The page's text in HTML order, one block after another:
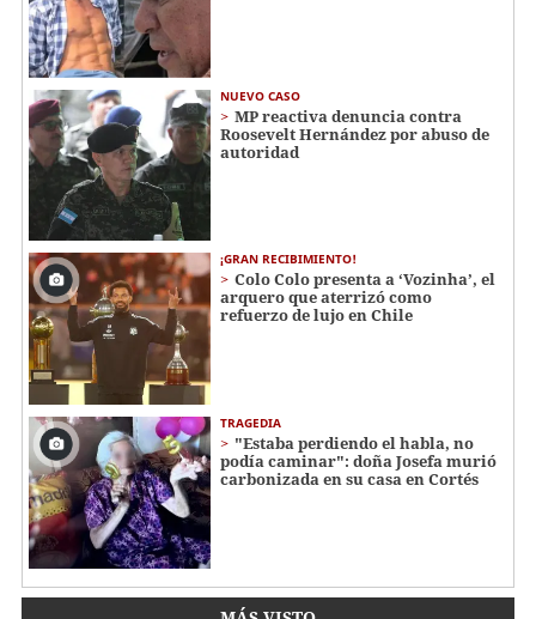
NUEVO CASO
MP reactiva denuncia contra
Roosevelt Hernández por abuso de
autoridad
¡GRAN RECIBIMIENTO!
Colo Colo presenta a ‘Vozinha’, el
arquero que aterrizó como
refuerzo de lujo en Chile
TRAGEDIA
"Estaba perdiendo el habla, no
podía caminar": doña Josefa murió
carbonizada en su casa en Cortés